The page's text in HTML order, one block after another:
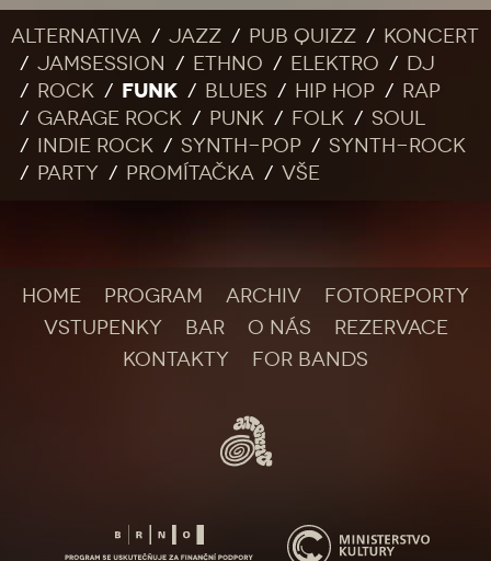
Alternativa Jazz Pub quizz
Koncert
Jamsession
Ethno Elektro
DJ
Rock
FUNK Blues Hip Hop
Rap
Garage rock
Punk Folk
Soul
Indie rock
Synth-pop
Synth-rock
Party
Promítačka Vše
HOME PROGRAM ARCHIV
FOTOREPORTY
VSTUPENKY
BAR O NÁS
REZERVACE
KONTAKTY
FOR BANDS